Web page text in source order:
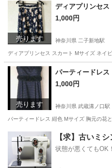
売ります
ディアプリンセ
1,000円
神奈川県 二子新地駅
ディアプリンセス スカート Mサイズ ネイ
神奈川 川崎市 二子新地駅
売ります
パーティード
1,000円
神奈川県 武蔵溝ノ口駅
パーティードレス 紺色 Mサイズ 胸元の花
神奈川 川崎市 武蔵溝ノ口駅
【求】古いミ
状態が悪くてもOK